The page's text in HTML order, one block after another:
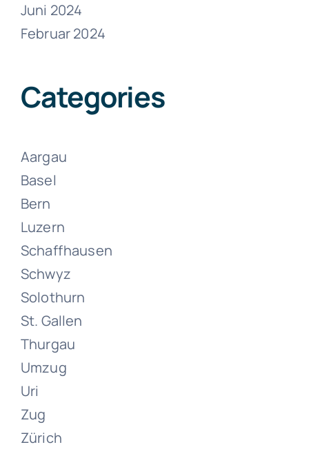
Zollikon
Umzüge
Zürich
Juni 13, 2024
Umzüge
Juni 2024
Februar 2024
Categories
Aargau
Basel
Bern
Luzern
Schaffhausen
Schwyz
Solothurn
St. Gallen
Thurgau
Umzug
Uri
Zug
Zürich